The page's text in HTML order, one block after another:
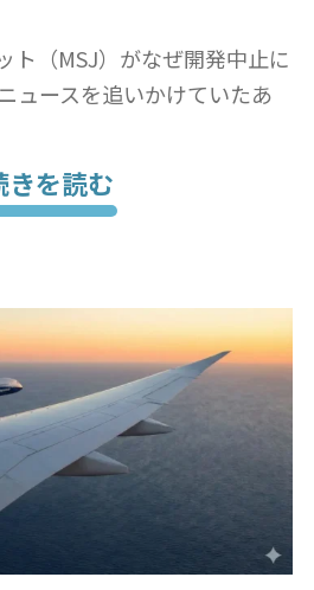
ト（MSJ）がなぜ開発中止に
ュースを追いかけていたあ
きを読む